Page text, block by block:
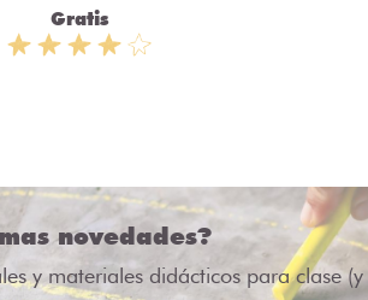
Gratis
novedades?
y materiales didácticos para clase